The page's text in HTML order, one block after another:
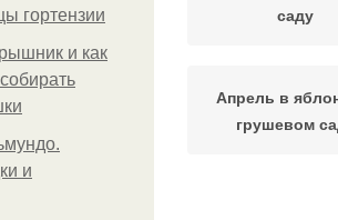
гортензии
и как
и
саду
Апрель в
грушевом